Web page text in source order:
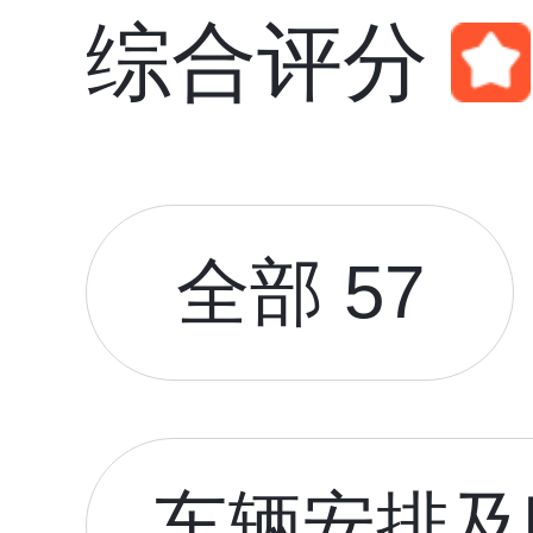
综合评分
全部 57